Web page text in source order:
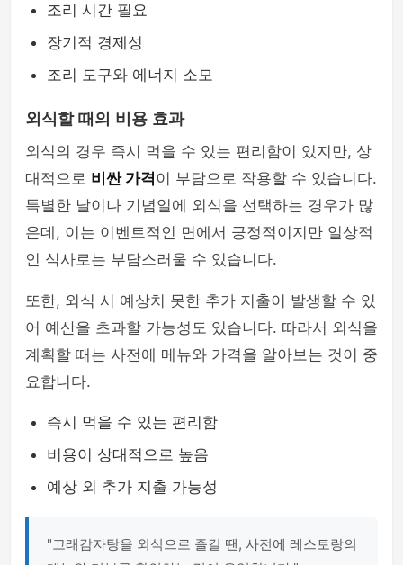
조리 시간 필요
장기적 경제성
조리 도구와 에너지 소모
외식할 때의 비용 효과
외식의 경우 즉시 먹을 수 있는 편리함이 있지만, 상
대적으로 비싼 가격이 부담으로 작용할 수 있습니다.
특별한 날이나 기념일에 외식을 선택하는 경우가 많
은데, 이는 이벤트적인 면에서 긍정적이지만 일상적
인 식사로는 부담스러울 수 있습니다.
또한, 외식 시 예상치 못한 추가 지출이 발생할 수 있
어 예산을 초과할 가능성도 있습니다. 따라서 외식을
계획할 때는 사전에 메뉴와 가격을 알아보는 것이 중
요합니다.
즉시 먹을 수 있는 편리함
비용이 상대적으로 높음
예상 외 추가 지출 가능성
"고래감자탕을 외식으로 즐길 땐, 사전에 레스토랑의